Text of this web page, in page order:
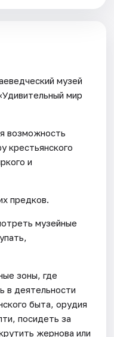
музей
мир
возможность
крестьянского
и
предков.
музейные
зоны, где
в деятельности
быта, орудия
посидеть за
жернова или